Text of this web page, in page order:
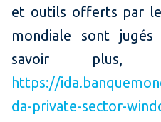
et outils offerts par
mondiale sont
savoir plus,
https://
da-private-sector-